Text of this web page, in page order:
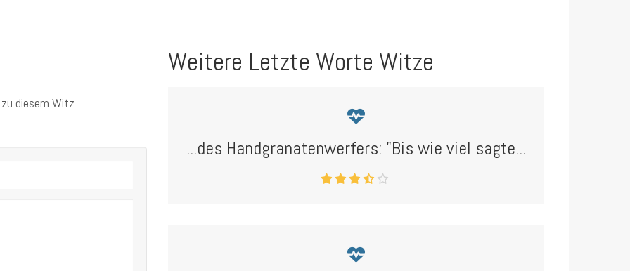
diesem Witz.
Weitere Letzte Worte Witze
...des Handgranatenwerfers: "Bis wie viel sagte...